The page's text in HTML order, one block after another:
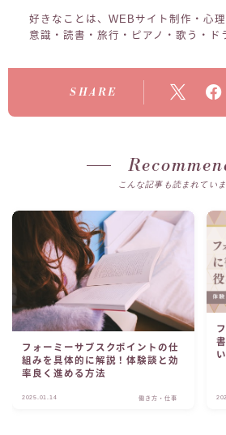
好きなことは、WEBサイト制作・心
意識・読書・旅行・ピアノ・歌う・ド
SHARE
こんな記事も読まれていま
フォーミーサブスクポイントの仕
組みを具体的に解説！体験談と効
率良く進める方法
2025.01.14 働き方・仕事